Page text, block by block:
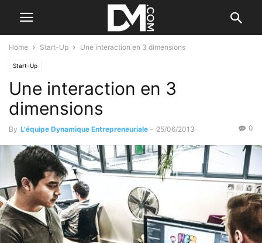
Home Start-Up Une interaction en 3 dimensions
Start-Up
Une interaction en 3
dimensions
By L'équipe Dynamique Entrepreneuriale - 25/06/2013 0